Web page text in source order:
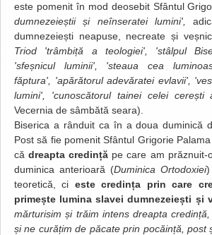
este pomenit în mod deosebit Sfântul
dumnezeieștii și neînseratei lumini',
dumnezeiești neapuse, necreate și
Triod 'trâmbiță a teologiei', 'stâlpul
'sfeșnicul luminii', 'steaua cea
făptura', 'apărătorul adevăratei evlavii',
lumini', 'cunoscătorul tainei celei cerești
Vecernia de sâmbătă seara).
Biserica a rânduit ca în a doua duminică
Post să fie pomenit Sfântul Grigorie
cădreapta credință pe care am
duminica anterioară (Duminica Ortodoxiei
teoretică, ci este credința prin care
primește lumina slavei dumnezeiești și
mărturisim și trăim intens dreapta
și ne curățim de păcate prin pocăință, post